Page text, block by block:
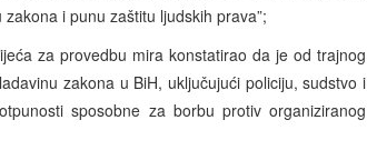
i punu zaštitu ljudskih prava”;
za provedbu mira konstatirao da je od trajnog
zakona u BiH, uključujući policiju, sudstvo i
sposobne za borbu protiv organiziranog